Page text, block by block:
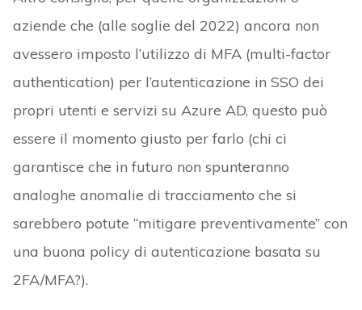
aziende che (alle soglie del 2022) ancora non
avessero imposto l’utilizzo di MFA (multi-factor
authentication) per l’autenticazione in SSO dei
propri utenti e servizi su Azure AD, questo può
essere il momento giusto per farlo (chi ci
garantisce che in futuro non spunteranno
analoghe anomalie di tracciamento che si
sarebbero potute “mitigare preventivamente” con
una buona policy di autenticazione basata su
2FA/MFA?).